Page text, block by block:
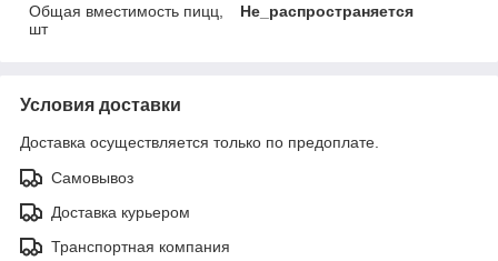
Общая вместимость пицц,
шт
Не_распространяется
Условия доставки
Доставка осуществляется только по предоплате.
Самовывоз
Доставка курьером
Транспортная компания